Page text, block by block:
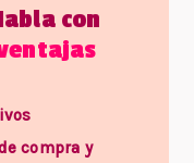
con
compra y